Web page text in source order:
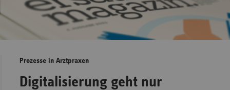
Prozesse in Arztpraxen
Digitalisierung geht nur